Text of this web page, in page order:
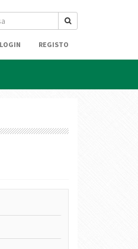
LOGIN REGISTO